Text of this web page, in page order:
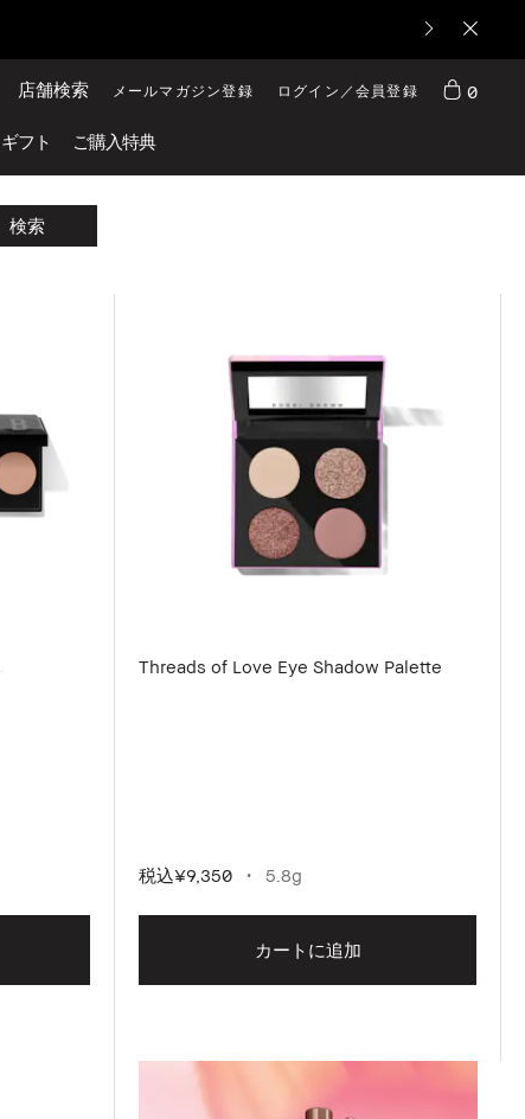
ギフト ご購入特典
店舗検索 メールマガジン登録 ログイン／会員登録 0
Threads of Love Eye Shadow Palette
税込¥9,350 5.8g
カートに追加